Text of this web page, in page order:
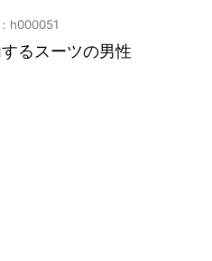
h000051
るスーツの男性